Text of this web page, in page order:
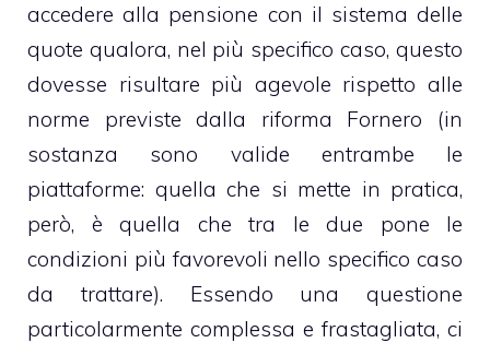
accedere alla pensione con il sistema delle
quote qualora, nel più specifico caso, questo
dovesse risultare più agevole rispetto alle
norme previste dalla riforma Fornero (in
sostanza sono valide entrambe le
piattaforme: quella che si mette in pratica,
però, è quella che tra le due pone le
condizioni più favorevoli nello specifico caso
da trattare). Essendo una questione
particolarmente complessa e frastagliata, ci